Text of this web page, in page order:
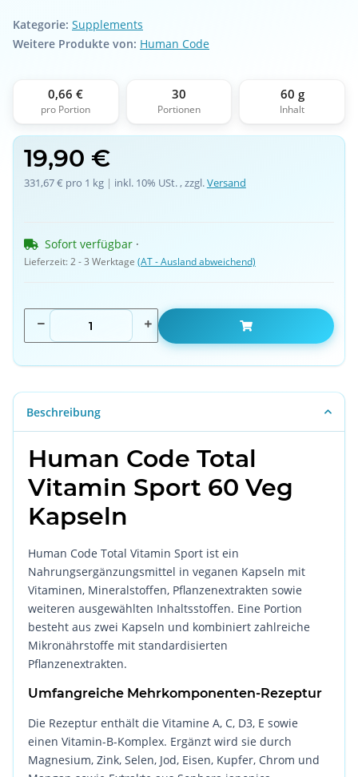
Kategorie: Supplements
Weitere Produkte von: Human Code
0,66 €
pro Portion
30
Portionen
60 g
Inhalt
19,90 €
331,67 € pro 1 kg | inkl. 10% USt. , zzgl.Versand
Sofort verfügbar ·
Lieferzeit:2 - 3 Werktage (AT - Ausland abweichend)
Beschreibung
Human Code Total
Vitamin Sport 60 Veg
Kapseln
Human Code Total Vitamin Sport ist ein
Nahrungsergänzungsmittel in veganen Kapseln mit
Vitaminen, Mineralstoffen, Pflanzenextrakten sowie
weiteren ausgewählten Inhaltsstoffen. Eine Portion
besteht aus zwei Kapseln und kombiniert zahlreiche
Mikronährstoffe mit standardisierten
Pflanzenextrakten.
Umfangreiche Mehrkomponenten-Rezeptur
Die Rezeptur enthält die Vitamine A, C, D3, E sowie
einen Vitamin-B-Komplex. Ergänzt wird sie durch
Magnesium, Zink, Selen, Jod, Eisen, Kupfer, Chrom und